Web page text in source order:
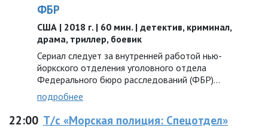
ФБР
США | 2018 г. | 60 мин. | детектив, криминал,
драма, триллер, боевик
Сериал следует за внутренней работой нью-
йоркского отделения уголовного отдела
Федерального бюро расследований (ФБР)...
подробнее
22:00 Т/с «Морская полиция: Спецотдел»